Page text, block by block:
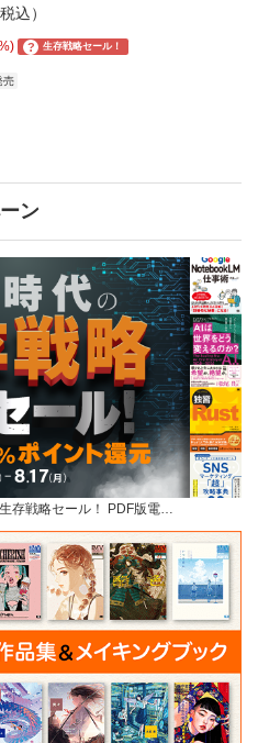
込）
? 生存戦略セール！
売
ン
存戦略セール！ PDF版電…